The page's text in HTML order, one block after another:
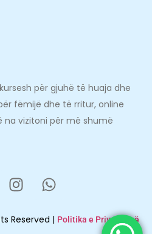
për gjuhë të huaja dhe
fëmijë dhe të rritur, online
na vizitoni për më shumë
Reserved | Politika e Privatësisë